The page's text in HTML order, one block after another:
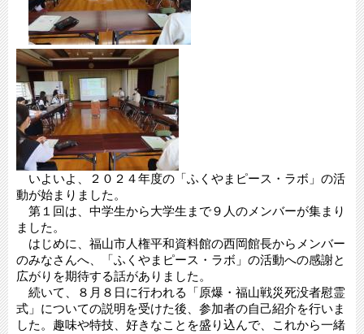
いよいよ、２０２４年度の「ふくやまピース・ラボ」の活
動が始まりました。
第１回は、中学生から大学生まで９人のメンバーが集まり
ました。
はじめに、福山市人権平和資料館の西岡館長からメンバー
のみなさんへ、「ふくやまピース・ラボ」の活動への感謝と
広がりを期待する話がありました。
続いて、８月８日に行われる「原爆・福山戦災死没者慰霊
式」についての説明を受けた後、参加者の自己紹介を行いま
した。趣味や特技、好きなことを盛り込んで、これから一緒